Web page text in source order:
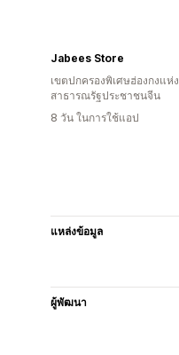
Jabees Store
เขตปกครองพิเศษฮ่องกงแห่ง
สาธารณรัฐประชาชนจีน
8 วัน ในการใช้แอป
แหล่งข้อมูล
ผู้พัฒนา